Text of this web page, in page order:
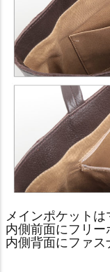
メインポケットは
内側前面にフリー
内側背面にファ